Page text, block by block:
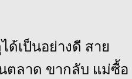
เป็นอย่างดี สาย
ตลาด ขากลับ แม่ซื้อ